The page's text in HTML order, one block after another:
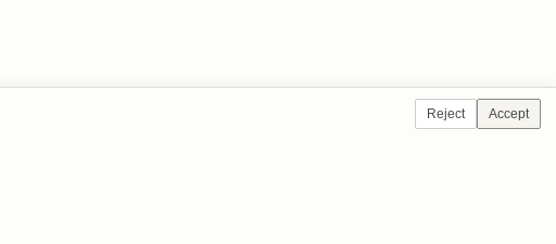
Reject Accept